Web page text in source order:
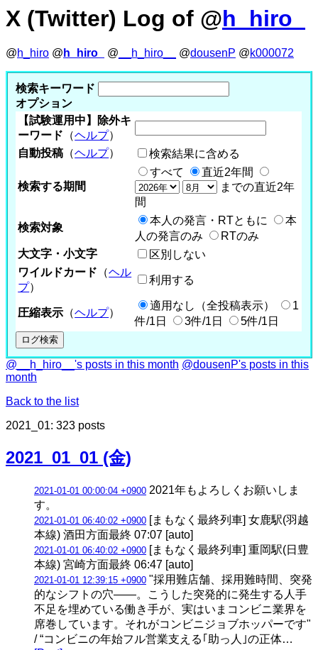
X (Twitter) Log of @h_hiro_
@h_hiro @ h_hiro_ @ __h_hiro__ @dousenP @k000072
検索キーワード
オプション
【試験運用中】除外キ
ーワード （ヘルプ）
自動投稿 （ヘルプ） 検索結果に含める
検索する期間
すべて
直近2年間
までの直近2年
間
検索対象
本人の発言・RTともに
本
人の発言のみ
RTのみ
大文字・小文字
区別しない
ワイルドカード （ヘル
プ）
利用する
圧縮表示 （ヘルプ）
適用なし（全投稿表示）
1
件/1日
3件/1日 5件/1日
@__h_hiro__'s posts in this month @dousenP's posts in this
month
Back to the list
2021_01: 323 posts
2021_01_01 (金)
2021-01-01 00:00:04 +0900 2021年もよろしくお願いしま
す。
2021-01-01 06:40:02 +0900 [まもなく最終列車] 女鹿駅(羽越
本線) 酒田方面最終 07:07 [auto]
2021-01-01 06:40:02 +0900 [まもなく最終列車] 重岡駅(日豊
本線) 宮崎方面最終 06:47 [auto]
2021-01-01 12:39:15 +0900 "採用難店舗、採用難時間、突発
的なシフトの穴――。こうした突発的に発生する人手
不足を埋めている働き手が、実はいまコンビニ業界を
席巻しています。それがコンビニジョブホッパーです"
/ “コンビニの年始フル営業支える｢助っ人｣の正体…